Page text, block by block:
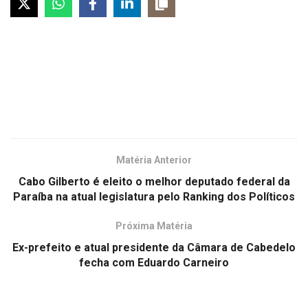
Matéria Anterior
Cabo Gilberto é eleito o melhor deputado federal da
Paraíba na atual legislatura pelo Ranking dos Políticos
Próxima Matéria
Ex-prefeito e atual presidente da Câmara de Cabedelo
fecha com Eduardo Carneiro